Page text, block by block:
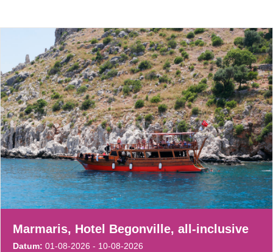
Marmaris, Hotel Begonville, all-inclusive
Datum: 01-08-2026 - 10-08-2026